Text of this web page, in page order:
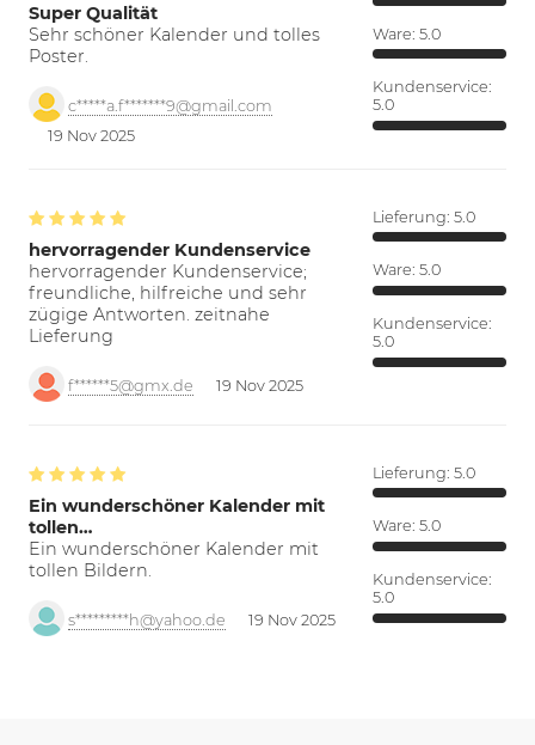
Super Qualität
Sehr schöner Kalender und tolles
Poster.
c*****a.f*******9@gmail.com
19 Nov 2025
Ware: 5.0
Kundenservice:
5.0
hervorragender Kundenservice
hervorragender Kundenservice;
freundliche, hilfreiche und sehr
zügige Antworten. zeitnahe
Lieferung
f******5@gmx.de 19 Nov 2025
Lieferung: 5.0
Ware: 5.0
Kundenservice:
5.0
Ein wunderschöner Kalender mit
tollen…
Ein wunderschöner Kalender mit
tollen Bildern.
s*********h@yahoo.de 19 Nov 2025
Lieferung: 5.0
Ware: 5.0
Kundenservice:
5.0